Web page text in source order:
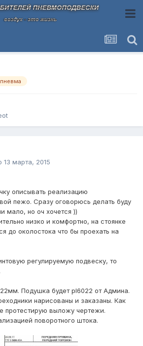
пневма
13 марта, 2015
описывать реализацию
пежо. Сразу оговорюсь делать буду
мало, но оч хочется ))
низко и комфортно, на стоянке
до околостока что бы проехать на
регулируемую подвеску, то
Подушка будет pl6022 от Админа.
нарисованы и заказаны. Как
протестирую выложу чертежи.
поворотного штока.